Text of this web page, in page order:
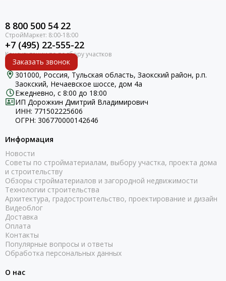
8 800 500 54 22
+7 (495) 22-555-22
Заказать звонок
301000, Россия, Тульская область, Заокский район, р.п.
Заокский, Нечаевское шоссе, дом 4а
Ежедневно, с 8:00 до 18:00
ИП Дорожкин Дмитрий Владимирович
ИНН: 771502225606
ОГРН: 306770000142646
Информация
Новости
Советы по стройматериалам, выбору участка, проекта дома
и строительству
Обзоры стройматериалов и загородной недвижимости
Технологии строительства
Архитектура, градостроительство, проектирование и дизайн
Видеоблог
Доставка
Оплата
Контакты
Популярные вопросы и ответы
Обработка персональных данных
О нас